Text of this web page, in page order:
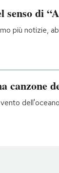
senso di
più notizie,
canzone
vento